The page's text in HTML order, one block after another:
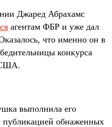
Джаред Абрахамс
агентам ФБР и уже дал
что именно он в
конкурса
США.
выполнила его
публикацией обнаженных